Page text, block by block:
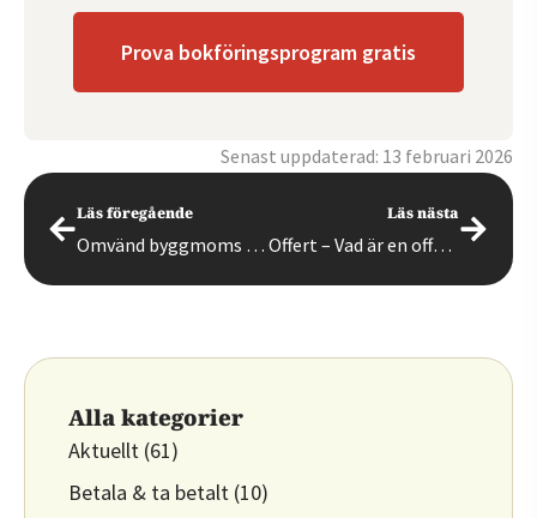
Prova bokföringsprogram gratis
Senast uppdaterad: 13 februari 2026
Läs föregående
Omvänd byggmoms – så fungerar det
Läs nästa
Offert – Vad är en offert och hur fungerar offerter?
Alla kategorier
Aktuellt (61)
Betala & ta betalt (10)